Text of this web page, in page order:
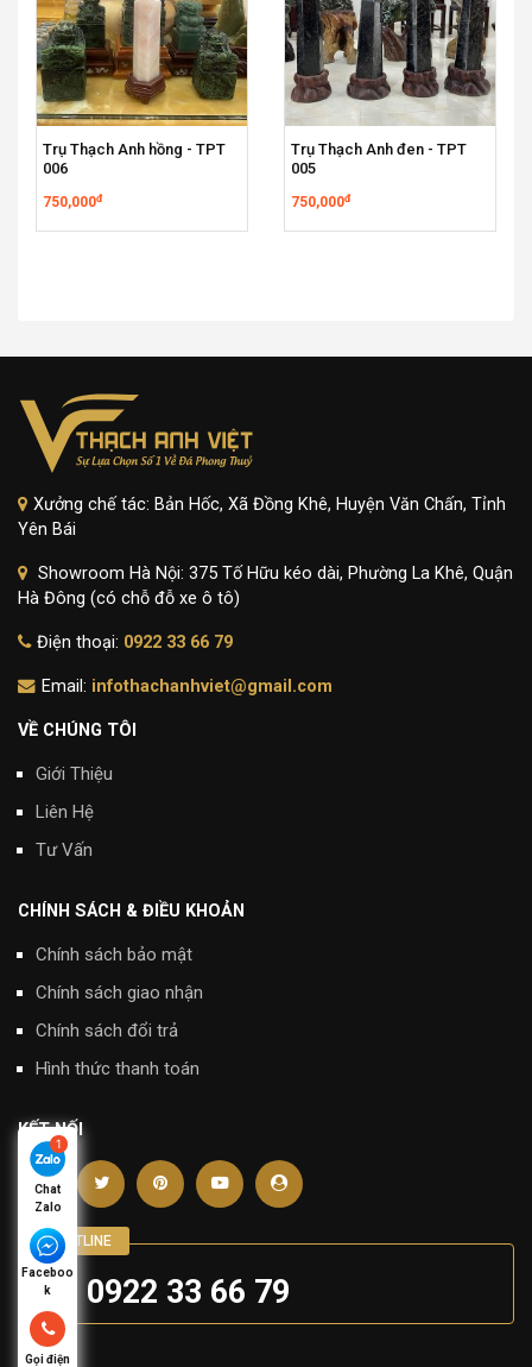
Trụ Thạch Anh hồng - TPT
006
750,000đ
Trụ Thạch Anh đen - TPT
005
750,000đ
Xưởng chế tác: Bản Hốc, Xã Đồng Khê, Huyện Văn Chấn, Tỉnh
Yên Bái
Showroom Hà Nội: 375 Tố Hữu kéo dài, Phường La Khê, Quận
Hà Đông (có chỗ đỗ xe ô tô)
Điện thoại: 0922 33 66 79
Email: infothachanhviet@gmail.com
VỀ CHÚNG TÔI
Giới Thiệu
Liên Hệ
Tư Vấn
CHÍNH SÁCH & ĐIỀU KHOẢN
Chính sách bảo mật
Chính sách giao nhận
Chính sách đổi trả
Hình thức thanh toán
KẾT NỐI
0922 33 66 79
Đối Tác
Chat
Zalo
Faceboo
k
Gọi điện